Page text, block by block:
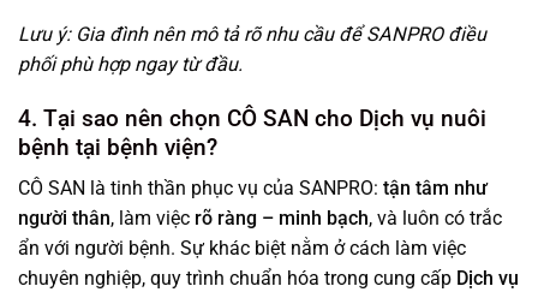
Lưu ý: Gia đình nên mô tả rõ nhu cầu để SANPRO điều
phối phù hợp ngay từ đầu.
4. Tại sao nên chọn CÔ SAN cho Dịch vụ nuôi
bệnh tại bệnh viện?
CÔ SAN là tinh thần phục vụ của SANPRO: tận tâm như
người thân, làm việc rõ ràng – minh bạch, và luôn có trắc
ẩn với người bệnh. Sự khác biệt nằm ở cách làm việc
chuyên nghiệp, quy trình chuẩn hóa trong cung cấp Dịch vụ